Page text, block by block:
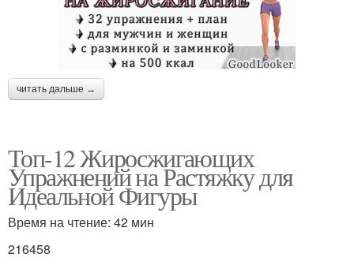
читать дальше →
Топ-12 Жиросжигающих
Упражнений на Растяжку для
Идеальной Фигуры
Время на чтение: 42 мин
216458